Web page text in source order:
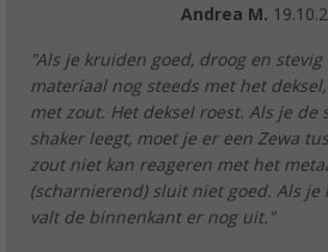
Andrea M.
"Als je kruiden goed, droog en
materiaal nog steeds met het
met zout. Het deksel roest. Als je
shaker leegt, moet je er een Zewa
zout niet kan reageren met het
(scharnierend) sluit niet goed. Als
valt de binnenkant er nog uit."